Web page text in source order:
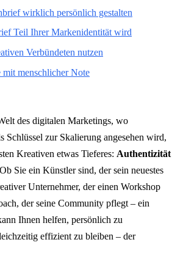
wirklich persönlich gestalten
Teil Ihrer Markenidentität wird
Verbündeten nutzen
menschlicher Note
des digitalen Marketings, wo
Schlüssel zur Skalierung angesehen wird,
Kreativen etwas Tieferes: Authentizität
Sie ein Künstler sind, der sein neuestes
Unternehmer, der einen Workshop
der seine Community pflegt – ein
Ihnen helfen, persönlich zu
effizient zu bleiben – der